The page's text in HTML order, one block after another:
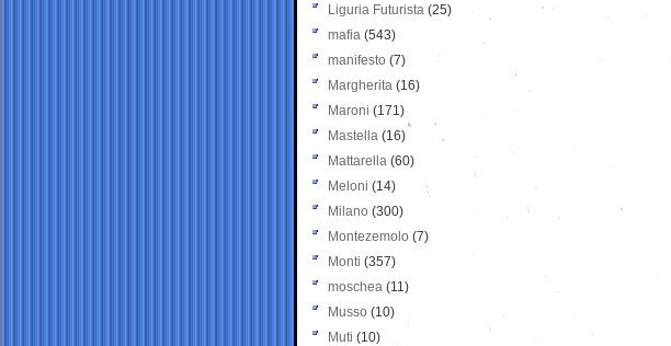
Liguria Futurista (25)
mafia (543)
manifesto (7)
Margherita (16)
Maroni (171)
Mastella (16)
Mattarella (60)
Meloni (14)
Milano (300)
Montezemolo (7)
Monti (357)
moschea (11)
Musso (10)
Muti (10)